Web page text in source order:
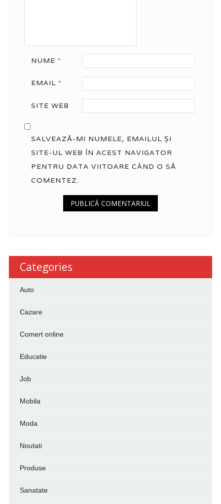
NUME *
EMAIL *
SITE WEB
SALVEAZĂ-MI NUMELE, EMAILUL ȘI
SITE-UL WEB ÎN ACEST NAVIGATOR
PENTRU DATA VIITOARE CÂND O SĂ
COMENTEZ.
Categories
Auto
Cazare
Comert online
Educatie
Job
Mobila
Moda
Noutati
Produse
Sanatate